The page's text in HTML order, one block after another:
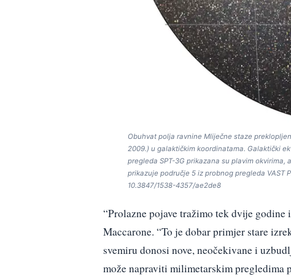
Obuhvat polja ravnine Mliječne staze
2009.) u galaktičkim koordinatama. Galaktički
pregleda SPT-3G prikazana su plavim
prikazuje područje 5 iz probnog pregleda VAST
10.3847/1538-4357/ae2de8
“Prolazne pojave tražimo tek dvije
Maccarone. “To je dobar primjer stare
svemiru donosi nove, neočekivane i
može napraviti milimetarskim pregledima